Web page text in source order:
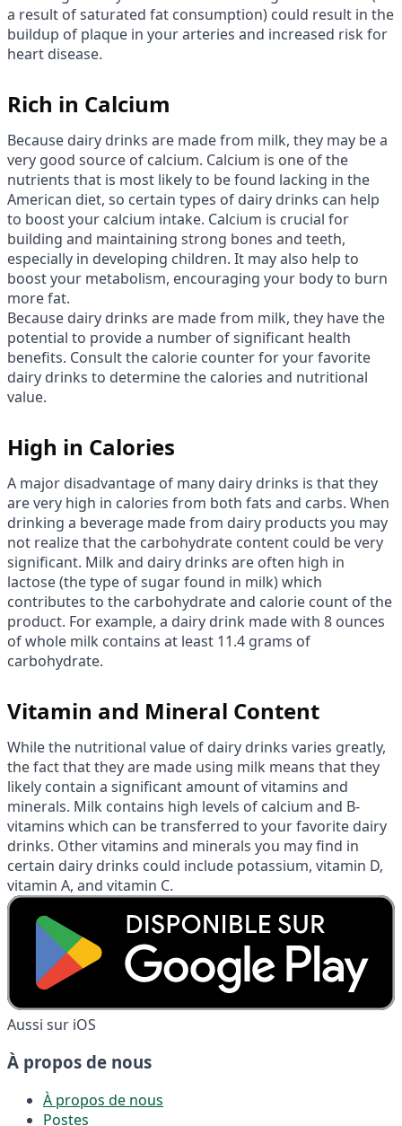
a result of saturated fat consumption) could result in the
buildup of plaque in your arteries and increased risk for
heart disease.
Rich in Calcium
Because dairy drinks are made from milk, they may be a
very good source of calcium. Calcium is one of the
nutrients that is most likely to be found lacking in the
American diet, so certain types of dairy drinks can help
to boost your calcium intake. Calcium is crucial for
building and maintaining strong bones and teeth,
especially in developing children. It may also help to
boost your metabolism, encouraging your body to burn
more fat.
Because dairy drinks are made from milk, they have the
potential to provide a number of significant health
benefits. Consult the calorie counter for your favorite
dairy drinks to determine the calories and nutritional
value.
High in Calories
A major disadvantage of many dairy drinks is that they
are very high in calories from both fats and carbs. When
drinking a beverage made from dairy products you may
not realize that the carbohydrate content could be very
significant. Milk and dairy drinks are often high in
lactose (the type of sugar found in milk) which
contributes to the carbohydrate and calorie count of the
product. For example, a dairy drink made with 8 ounces
of whole milk contains at least 11.4 grams of
carbohydrate.
Vitamin and Mineral Content
While the nutritional value of dairy drinks varies greatly,
the fact that they are made using milk means that they
likely contain a significant amount of vitamins and
minerals. Milk contains high levels of calcium and B-
vitamins which can be transferred to your favorite dairy
drinks. Other vitamins and minerals you may find in
certain dairy drinks could include potassium, vitamin D,
vitamin A, and vitamin C.
Aussi sur iOS
À propos de nous
À propos de nous
Postes